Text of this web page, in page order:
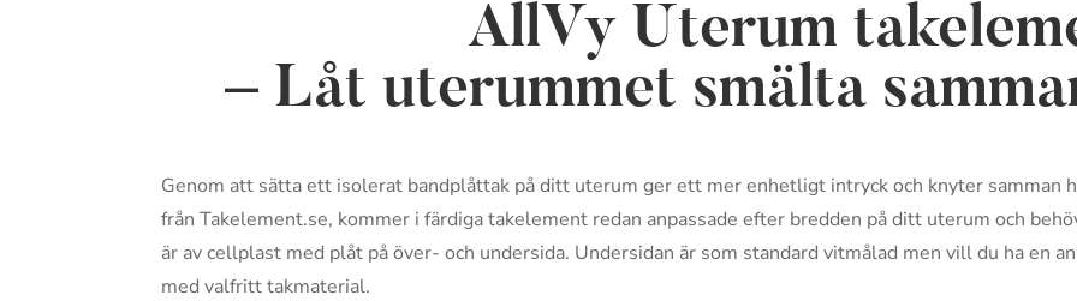
AllVy Uterum
– Låt uterummet smälta
Genom att sätta ett isolerat bandplåttak på ditt uterum ger ett mer enhetligt intryck och knyter samman
från Takelement.se, kommer i färdiga takelement redan anpassade efter bredden på ditt uterum och
är av cellplast med plåt på över- och undersida. Undersidan är som standard vitmålad men vill du ha en
med valfritt takmaterial.